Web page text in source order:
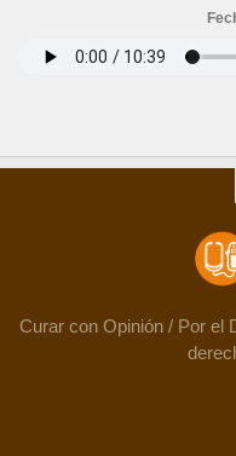
Curar con Opinión / Por el